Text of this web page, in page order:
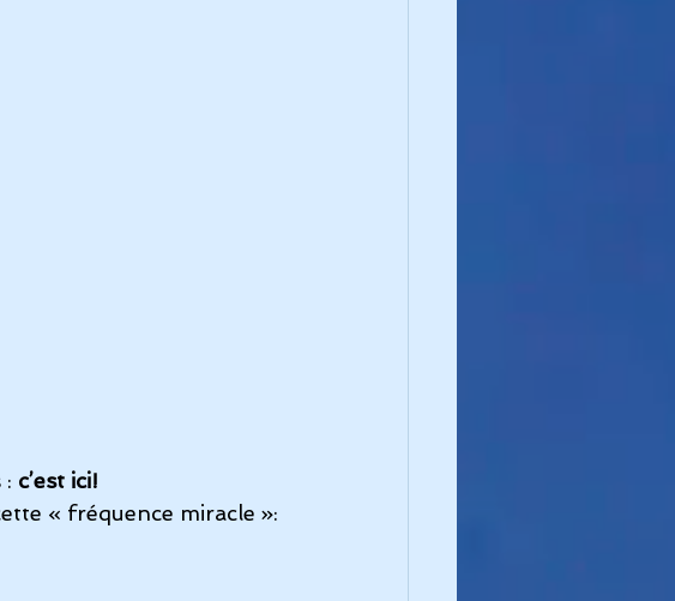
: c’est ici!
« fréquence miracle »: